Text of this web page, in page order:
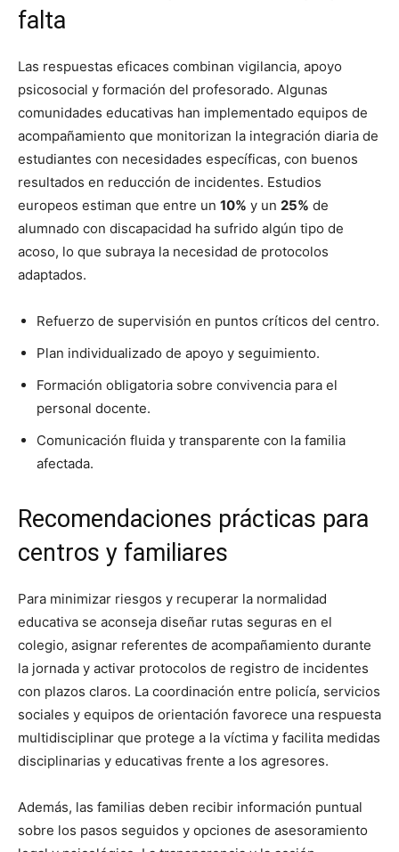
falta
Las respuestas eficaces combinan vigilancia, apoyo
psicosocial y formación del profesorado. Algunas
comunidades educativas han implementado equipos de
acompañamiento que monitorizan la integración diaria de
estudiantes con necesidades específicas, con buenos
resultados en reducción de incidentes. Estudios
europeos estiman que entre un 10% y un 25% de
alumnado con discapacidad ha sufrido algún tipo de
acoso, lo que subraya la necesidad de protocolos
adaptados.
Refuerzo de supervisión en puntos críticos del centro.
Plan individualizado de apoyo y seguimiento.
Formación obligatoria sobre convivencia para el
personal docente.
Comunicación fluida y transparente con la familia
afectada.
Recomendaciones prácticas para
centros y familiares
Para minimizar riesgos y recuperar la normalidad
educativa se aconseja diseñar rutas seguras en el
colegio, asignar referentes de acompañamiento durante
la jornada y activar protocolos de registro de incidentes
con plazos claros. La coordinación entre policía, servicios
sociales y equipos de orientación favorece una respuesta
multidisciplinar que protege a la víctima y facilita medidas
disciplinarias y educativas frente a los agresores.
Además, las familias deben recibir información puntual
sobre los pasos seguidos y opciones de asesoramiento